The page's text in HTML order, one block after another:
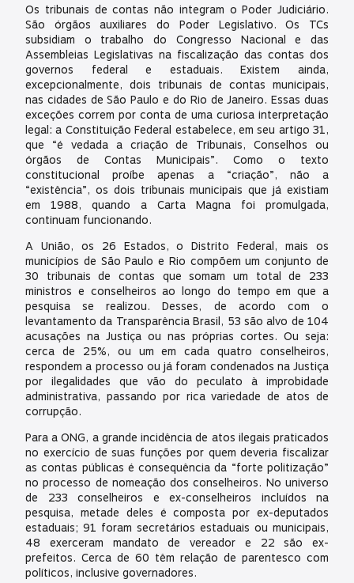
Os tribunais de contas não integram o Poder Judiciário.
São órgãos auxiliares do Poder Legislativo. Os TCs
subsidiam o trabalho do Congresso Nacional e das
Assembleias Legislativas na fiscalização das contas dos
governos federal e estaduais. Existem ainda,
excepcionalmente, dois tribunais de contas municipais,
nas cidades de São Paulo e do Rio de Janeiro. Essas duas
exceções correm por conta de uma curiosa interpretação
legal: a Constituição Federal estabelece, em seu artigo 31,
que “é vedada a criação de Tribunais, Conselhos ou
órgãos de Contas Municipais”. Como o texto
constitucional proíbe apenas a “criação”, não a
“existência”, os dois tribunais municipais que já existiam
em 1988, quando a Carta Magna foi promulgada,
continuam funcionando.
A União, os 26 Estados, o Distrito Federal, mais os
municípios de São Paulo e Rio compõem um conjunto de
30 tribunais de contas que somam um total de 233
ministros e conselheiros ao longo do tempo em que a
pesquisa se realizou. Desses, de acordo com o
levantamento da Transparência Brasil, 53 são alvo de 104
acusações na Justiça ou nas próprias cortes. Ou seja:
cerca de 25%, ou um em cada quatro conselheiros,
respondem a processo ou já foram condenados na Justiça
por ilegalidades que vão do peculato à improbidade
administrativa, passando por rica variedade de atos de
corrupção.
Para a ONG, a grande incidência de atos ilegais praticados
no exercício de suas funções por quem deveria fiscalizar
as contas públicas é consequência da “forte politização”
no processo de nomeação dos conselheiros. No universo
de 233 conselheiros e ex-conselheiros incluídos na
pesquisa, metade deles é composta por ex-deputados
estaduais; 91 foram secretários estaduais ou municipais,
48 exerceram mandato de vereador e 22 são ex-
prefeitos. Cerca de 60 têm relação de parentesco com
políticos, inclusive governadores.